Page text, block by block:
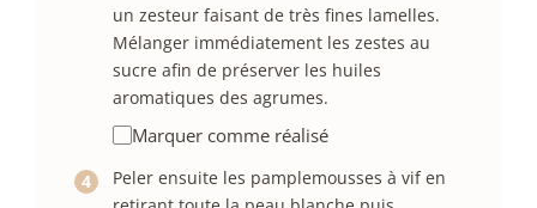
un zesteur faisant de très fines lamelles.
Mélanger immédiatement les zestes au
sucre afin de préserver les huiles
aromatiques des agrumes.
Marquer comme réalisé
Peler ensuite les pamplemousses à vif en